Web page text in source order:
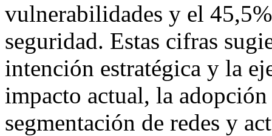
vulnerabilidades y el
seguridad. Estas cifras
intención estratégica y la
impacto actual, la
segmentación de redes y